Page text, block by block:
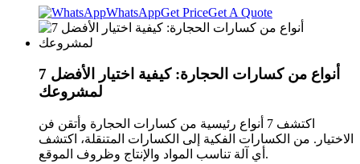
WhatsAppGet PriceGet A Quote
7 أنواع من كسارات الحجارة: كيفية اختيار الأفضل
لمشروعك
اكتشف 7 أنواع رئيسية من كسارات الحجارة وأتقن فن
الاختيار. من الكسارات الفكية إلى الكسارات المتنقلة، اكتشف
أي آلة تناسب المواد والإنتاج وظروف الموقع.